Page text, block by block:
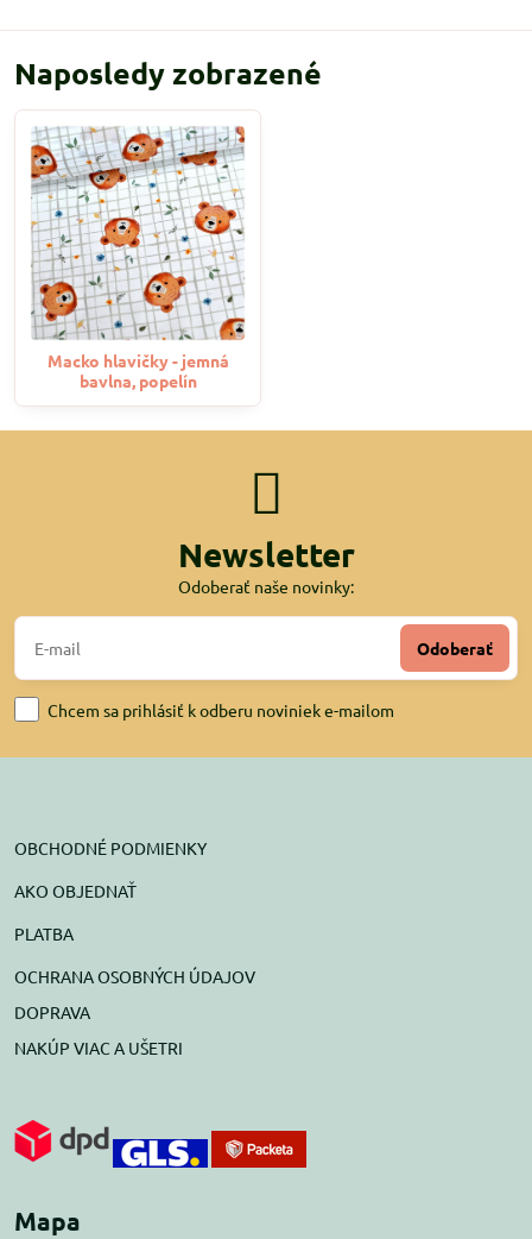
Naposledy zobrazené
Macko hlavičky - jemná
bavlna, popelín
Newsletter
Odoberať naše novinky:
Odoberať
Chcem sa prihlásiť k odberu noviniek e-mailom
OBCHODNÉ PODMIENKY
AKO OBJEDNAŤ
PLATBA
OCHRANA OSOBNÝCH ÚDAJOV
DOPRAVA
NAKÚP VIAC A UŠETRI
Mapa